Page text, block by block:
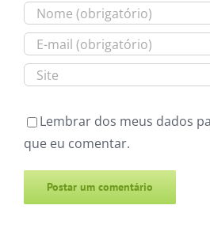
que eu comentar.